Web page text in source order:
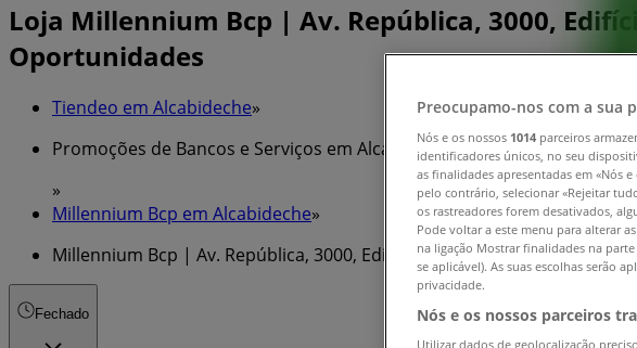
Loja Millennium Bcp | Av. República, 3000,
Oportunidades
Tiendeo em Alcabideche»
Promoções de Bancos e Serviços em Alcabideche
»
Millennium Bcp em Alcabideche»
Millennium Bcp | Av. República, 3000, Edifício Estoril Office
Fechado
Preocupamo-nos com a sua
Nós e os nossos 1014 parceiros
identificadores únicos, no seu
as finalidades apresentadas em «Nós
pelo contrário, selecionar «Rejeitar
os rastreadores forem desativados,
Pode voltar a este menu para alterar
na ligação Mostrar finalidades na
se aplicável). As suas escolhas serão
privacidade.
Nós e os nossos parceiros
Utilizar dados de geolocalização